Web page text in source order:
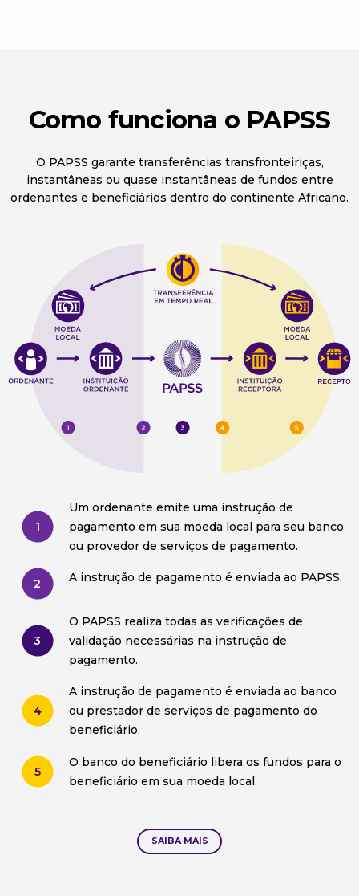
Como funciona o PAPSS
O PAPSS garante transferências transfronteiriças,
instantâneas ou quase instantâneas de fundos entre
ordenantes e beneficiários dentro do continente Africano.
1
Um ordenante emite uma instrução de
pagamento em sua moeda local para seu banco
ou provedor de serviços de pagamento.
2 A instrução de pagamento é enviada ao PAPSS.
3
O PAPSS realiza todas as verificações de
validação necessárias na instrução de
pagamento.
4
A instrução de pagamento é enviada ao banco
ou prestador de serviços de pagamento do
beneficiário.
5
O banco do beneficiário libera os fundos para o
beneficiário em sua moeda local.
SAIBA MAIS